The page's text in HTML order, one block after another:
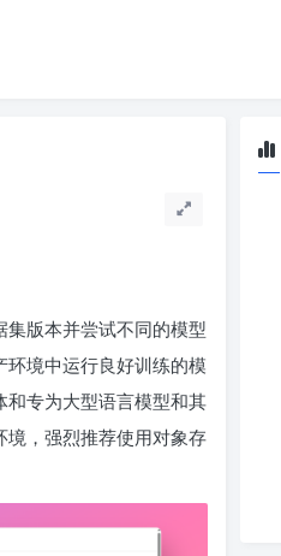
版本并尝试不同的模型
境中运行良好训练的模
专为大型语言模型和其
，强烈推荐使用对象存